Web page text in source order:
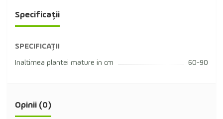
Specificații
SPECIFICAȚII
Inaltimea plantei mature in cm 60-90
Opinii (0)